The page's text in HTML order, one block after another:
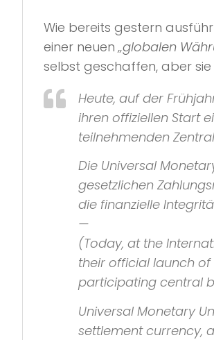
Wie bereits gestern
einer neuen„globalen
selbst geschaffen, aber
Heute, auf der
ihren offiziellen Start
teilnehmenden
Die Universal
gesetzlichen
die finanzielle
—
(Today, at the
their official launch
participating central
Universal Monetary
settlement currency,